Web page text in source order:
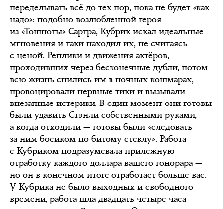
переделывать всё до тех пор, пока не будет «как
надо»: подобно возлюбленной героя
из «Тошноты» Сартра, Кубрик искал идеальные
мгновения и таки находил их, не считаясь
с ценой. Реплики и движения актёров,
проходивших через бесконечные дубли, потом
всю жизнь снились им в ночных кошмарах,
провоцировали нервные тики и вызывали
внезапные истерики. В один момент они готовы
были удавить Стэнли собственными руками,
а когда отходили — готовы были «следовать
за ним босиком по битому стеклу». Работа
с Кубриком подразумевала прилежную
отработку каждого доллара вашего гонорара —
но он в конечном итоге отработает больше вас.
У Кубрика не было выходных и свободного
времени, работа шла двадцать четыре часа